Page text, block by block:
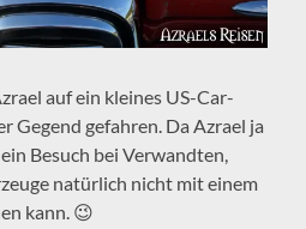
auf ein kleines US-Car-
Gegend gefahren. Da Azrael ja
Besuch bei Verwandten,
natürlich nicht mit einem
kann. 😉